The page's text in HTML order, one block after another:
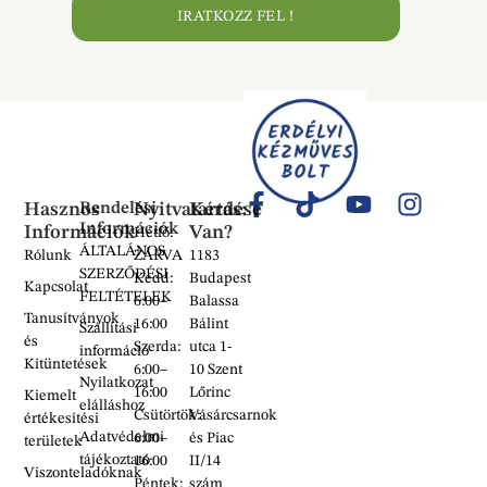
Információk
Rólunk
Kapcsolat
Tanusítványok
és
Kitüntetések
értékesítési
területek
Viszonteladóknak
Információk
ÁLTALÁNOS
SZERZŐDÉSI
FELTÉTELEK
Szállítási
információ
Nyilatkozat
elálláshoz
Adatvédelmi
tájékoztató
Kérdése
Van?
1183
Budapest
Balassa
Bálint
utca 1-
10 Szent
Lőrinc
Vásárcsarnok
és Piac
II/14
szám
Hétfő:
ZÁRVA
Kedd:
6:00–
16:00
Szerda:
6:00–
16:00
Csütörtök:
6:00–
16:00
Péntek: